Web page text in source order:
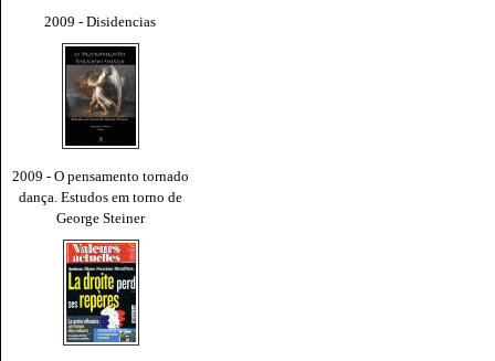
2009 - Disidencias
2009 - O pensamento tornado
dança. Estudos em torno de
George Steiner